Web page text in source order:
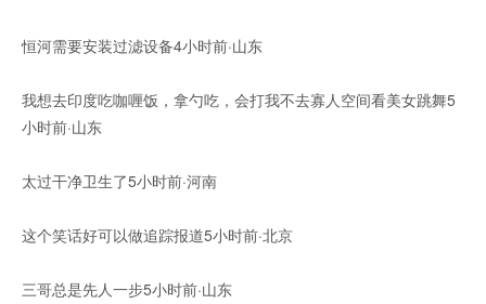
恒河需要安装过滤设备4小时前·山东
我想去印度吃咖喱饭，拿勺吃，会打我不去寡人空间看美女跳舞5
小时前·山东
太过干净卫生了5小时前·河南
这个笑话好可以做追踪报道5小时前·北京
三哥总是先人一步5小时前·山东